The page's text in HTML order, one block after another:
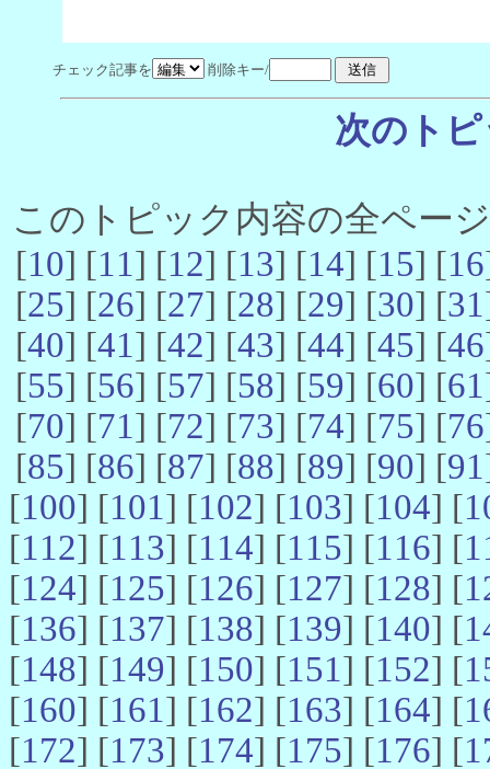
チェック記事を 削除キー/
次のト
このトピック内容の全ペー
[10] [11] [12] [13] [14] [15] [16
[25] [26] [27] [28] [29] [30] [31
[40] [41] [42] [43] [44] [45] [46
[55] [56] [57] [58] [59] [60] [61
[70] [71] [72] [73] [74] [75] [76
[85] [86] [87] [88] [89] [90] [91
[100] [101] [102] [103] [104] [
[112] [113] [114] [115] [116] [
[124] [125] [126] [127] [128] [
[136] [137] [138] [139] [140] [
[148] [149] [150] [151] [152] [
[160] [161] [162] [163] [164] [
[172] [173] [174] [175] [176] [